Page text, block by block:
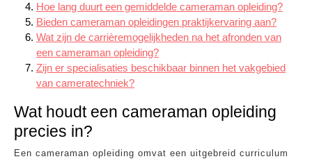
Hoe lang duurt een gemiddelde cameraman opleiding?
Bieden cameraman opleidingen praktijkervaring aan?
Wat zijn de carrièremogelijkheden na het afronden van
een cameraman opleiding?
Zijn er specialisaties beschikbaar binnen het vakgebied
van cameratechniek?
Wat houdt een cameraman opleiding
precies in?
Een cameraman opleiding omvat een uitgebreid curriculum